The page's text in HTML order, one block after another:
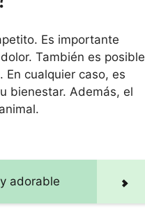
Es importante
También es posible
cualquier caso, es
bienestar. Además, el
adorable